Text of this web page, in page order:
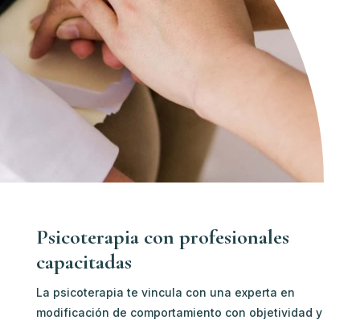
Psicoterapia con profesionales
capacitadas
La psicoterapia te vincula con una experta en
modificación de comportamiento con objetividad y